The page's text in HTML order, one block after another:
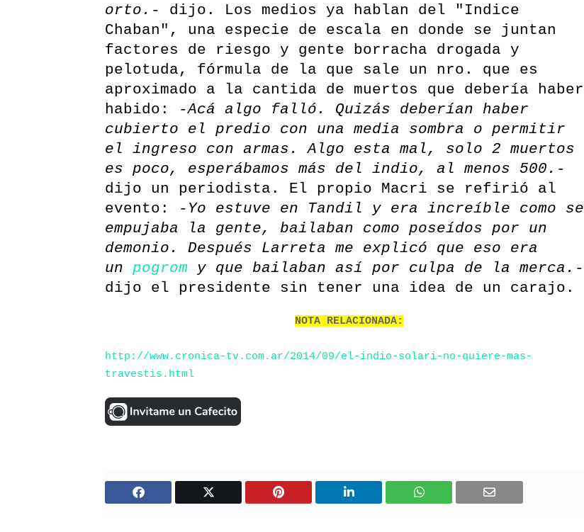
orto. - dijo. Los medios ya hablan del "Indice
Chaban", una especie de escala en donde se juntan
factores de riesgo y gente borracha drogada y
pelotuda, fórmula de la que sale un nro. que es
aproximado a la cantida de muertos que debería haber
habido: -Acá algo falló. Quizás deberían haber
cubierto el predio con una media sombra o permitir
el ingreso con armas. Algo esta mal, solo 2 muertos
es poco, esperábamos más del indio, al menos 500. -
dijo un periodista. El propio Macri se refirió al
evento: - Yo estuve en Tandil y era increíble como se
empujaba la gente, bailaban como poseídos por un
demonio. Después Larreta me explicó que eso era
un pogrom y que bailaban así por culpa de la merca. -
dijo el presidente sin tener una idea de un carajo.
NOTA RELACIONADA:
http://www.cronica-tv.com.ar/2014/09/el-indio-solari-no-quiere-mas-
travestis.html